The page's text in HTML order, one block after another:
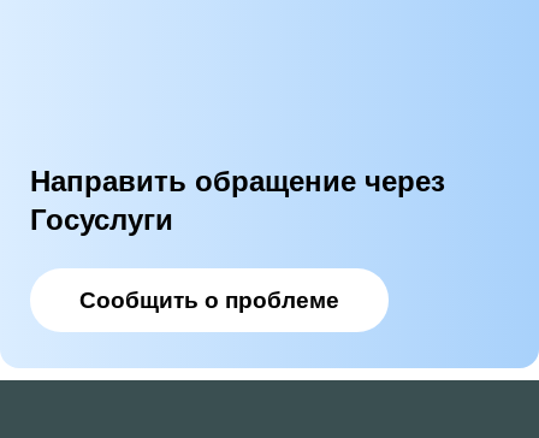
Направить обращение через
Госуслуги
Сообщить о проблеме